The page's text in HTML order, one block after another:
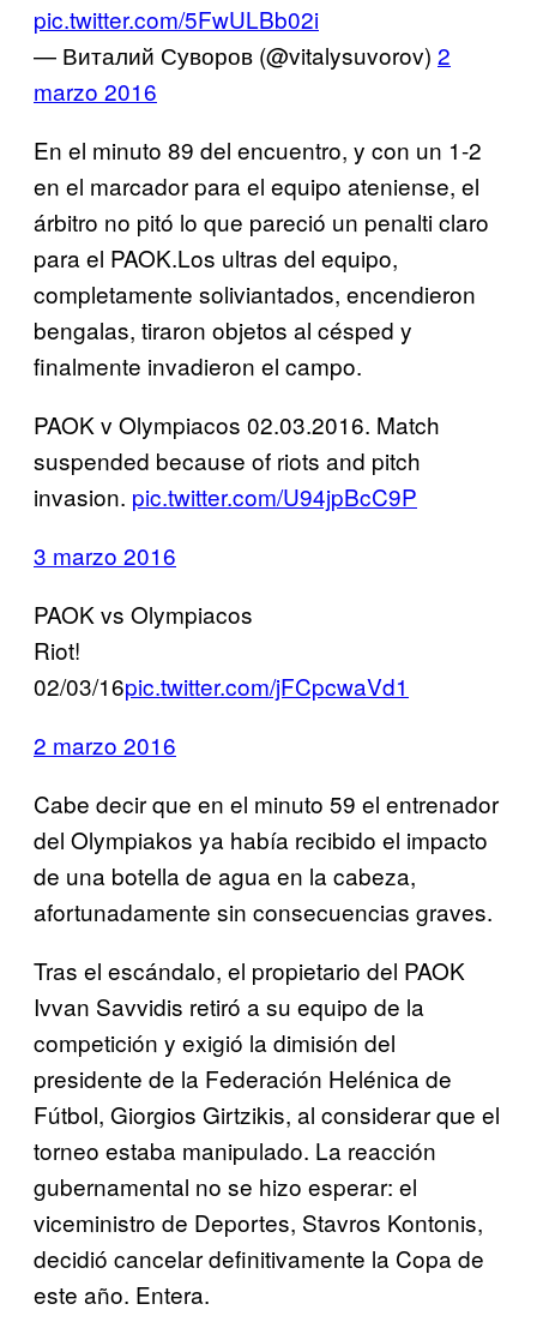
pic.twitter.com/5FwULBb02i
— Виталий Суворов (@vitalysuvorov) 2
marzo 2016
En el minuto 89 del encuentro, y con un 1-2
en el marcador para el equipo ateniense, el
árbitro no pitó lo que pareció un penalti claro
para el PAOK.Los ultras del equipo,
completamente soliviantados, encendieron
bengalas, tiraron objetos al césped y
finalmente invadieron el campo.
PAOK v Olympiacos 02.03.2016. Match
suspended because of riots and pitch
invasion. pic.twitter.com/U94jpBcC9P
3 marzo 2016
PAOK vs Olympiacos
Riot!
02/03/16pic.twitter.com/jFCpcwaVd1
2 marzo 2016
Cabe decir que en el minuto 59 el entrenador
del Olympiakos ya había recibido el impacto
de una botella de agua en la cabeza,
afortunadamente sin consecuencias graves.
Tras el escándalo, el propietario del PAOK
Ivvan Savvidis retiró a su equipo de la
competición y exigió la dimisión del
presidente de la Federación Helénica de
Fútbol, Giorgios Girtzikis, al considerar que el
torneo estaba manipulado. La reacción
gubernamental no se hizo esperar: el
viceministro de Deportes, Stavros Kontonis,
decidió cancelar definitivamente la Copa de
este año. Entera.